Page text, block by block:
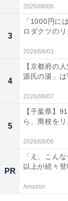
2026/08/06
3
「1000円に
ロダクツの
2026/08/03
4
【京都府の
源氏の湯」は
2026/08/07
5
【千葉県】
ら、廃校を
2026/08/06
PR
「え、こん
以上が続々
Amazon